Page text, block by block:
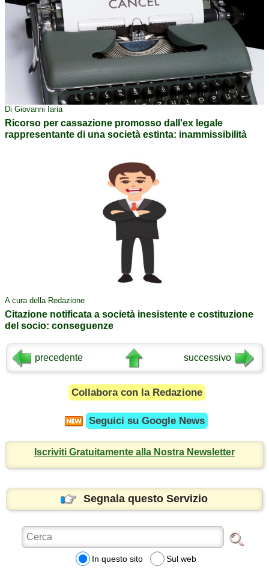
Di Giovanni Iaria
Ricorso per cassazione promosso dall'ex legale
rappresentante di una società estinta: inammissibilità
A cura della Redazione
Citazione notificata a società inesistente e costituzione
del socio: conseguenze
precedente successivo
Collabora con la Redazione
Seguici su Google News
Iscriviti Gratuitamente alla Nostra Newsletter
Segnala questo Servizio
In questo sito Sul web